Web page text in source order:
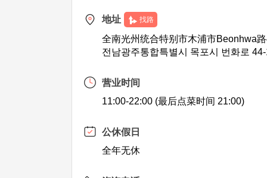
地址 找路
全南光州统合特别市木浦市Beonhwa
전남광주통합특별시 목포시 번화로 44-
营业时间
11:00-22:00 (最后点菜时间 21:00)
公休假日
全年无休